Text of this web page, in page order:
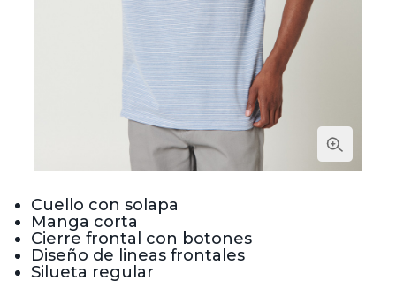
Cuello con solapa
Manga corta
Cierre frontal con botones
Diseño de lineas frontales
Silueta regular